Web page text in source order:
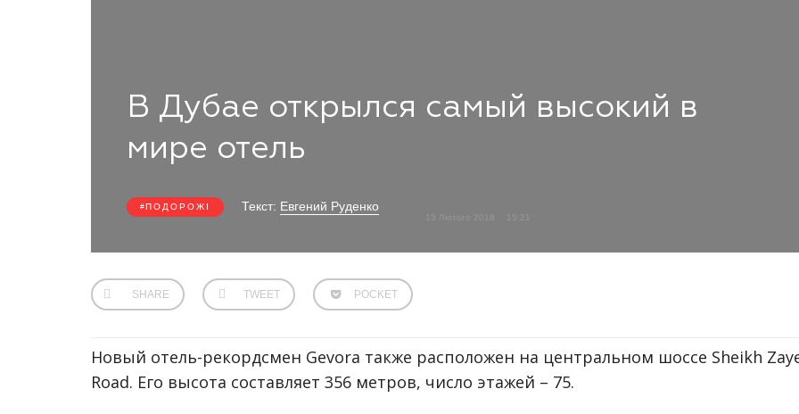
В Дубае открылся самый высокий в
мире отель
ПОДОРОЖІ Текст: Евгений Руденко
13 Лютого 2018
SHARE TWEET POCKET
Новый отель-рекордсмен Gevora также расположен на центральном шоссе Sheikh
Road. Его высота составляет 356 метров, число этажей – 75.